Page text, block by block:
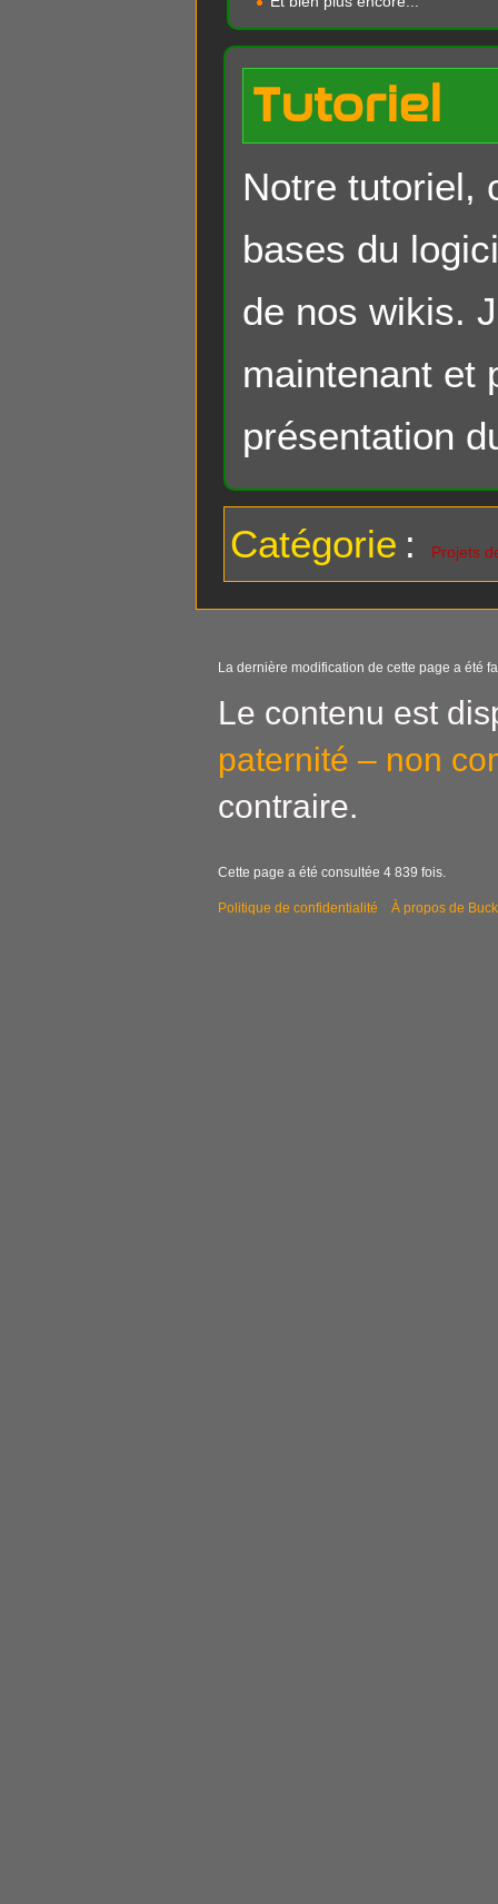
Tutoriel
Notre tutoriel,
bases du
de nos wikis.
maintenant et
présentation
Catégorie : Projets
La dernière modification de cette page a été
Le contenu est
paternité – non
contraire.
Cette page a été consultée 4 839 fois.
Politique de confidentialité À propos de